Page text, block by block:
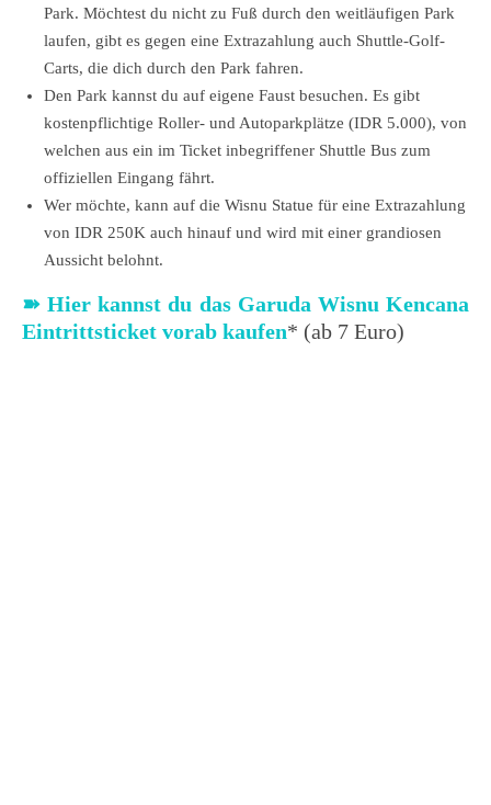
Park. Möchtest du nicht zu Fuß durch den weitläufigen Park
laufen, gibt es gegen eine Extrazahlung auch Shuttle-Golf-
Carts, die dich durch den Park fahren.
Den Park kannst du auf eigene Faust besuchen. Es gibt
kostenpflichtige Roller- und Autoparkplätze (IDR 5.000), von
welchen aus ein im Ticket inbegriffener Shuttle Bus zum
offiziellen Eingang fährt.
Wer möchte, kann auf die Wisnu Statue für eine Extrazahlung
von IDR 250K auch hinauf und wird mit einer grandiosen
Aussicht belohnt.
➽ Hier kannst du das Garuda Wisnu Kencana
Eintrittsticket vorab kaufen* (ab 7 Euro)